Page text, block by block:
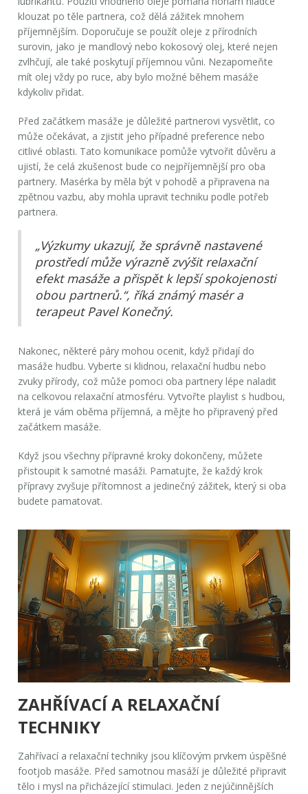
klouzat po těle partnera, což dělá zážitek mnohem
příjemnějším. Doporučuje se použít oleje z přírodních
surovin, jako je mandlový nebo kokosový olej, které nejen
zvlhčují, ale také poskytují příjemnou vůni. Nezapomeňte
mít olej vždy po ruce, aby bylo možné během masáže
kdykoliv přidat.
Před začátkem masáže je důležité partnerovi vysvětlit, co
může očekávat, a zjistit jeho případné preference nebo
citlivé oblasti. Tato komunikace pomůže vytvořit důvěru a
ujistí, že celá zkušenost bude co nejpříjemnější pro oba
partnery. Masérka by měla být v pohodě a připravena na
zpětnou vazbu, aby mohla upravit techniku podle potřeb
partnera.
„Výzkumy ukazují, že správně nastavené
prostředí může výrazně zvýšit relaxační
efekt masáže a přispět k lepší spokojenosti
obou partnerů.“, říká známý masér a
terapeut Pavel Konečný.
Nakonec, některé páry mohou ocenit, když přidají do
masáže hudbu. Vyberte si klidnou, relaxační hudbu nebo
zvuky přírody, což může pomoci oba partnery lépe naladit
na celkovou relaxační atmosféru. Vytvořte playlist s hudbou,
která je vám oběma příjemná, a mějte ho připravený před
začátkem masáže.
Když jsou všechny přípravné kroky dokončeny, můžete
přistoupit k samotné masáži. Pamatujte, že každý krok
přípravy zvyšuje přítomnost a jedinečný zážitek, který si oba
budete pamatovat.
ZAHŘÍVACÍ A RELAXAČNÍ
TECHNIKY
Zahřívací a relaxační techniky jsou klíčovým prvkem úspěšné
footjob masáže. Před samotnou masáží je důležité připravit
tělo i mysl na přicházející stimulaci. Jeden z nejúčinnějších